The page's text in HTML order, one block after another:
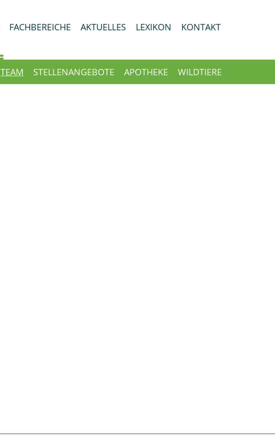
TEAM STELLENANGEBOTE APOTHEKE WILDTIERE
FACHBEREICHE AKTUELLES LEXIKON KONTAKT